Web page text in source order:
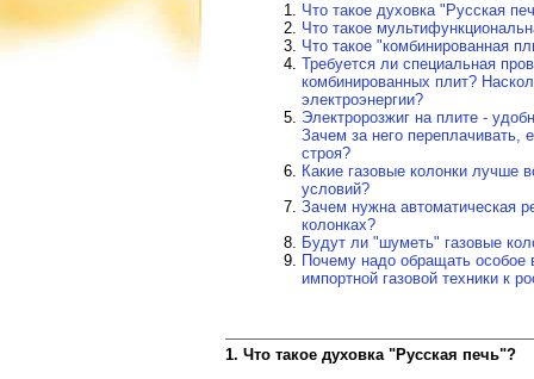
Что такое духовка "Русская
Что такое
Что такое "комбинированная
Требуется ли специальная
комбинированных плит?
электроэнергии?
Электророзжиг на плите -
Зачем за него переплачивать,
строя?
Какие газовые колонки лучше
условий?
Зачем нужна автоматическая
колонках?
Будут ли "шуметь" газовые
Почему надо обращать особое
импортной газовой техники к
1. Что такое духовка "Русская печь"?